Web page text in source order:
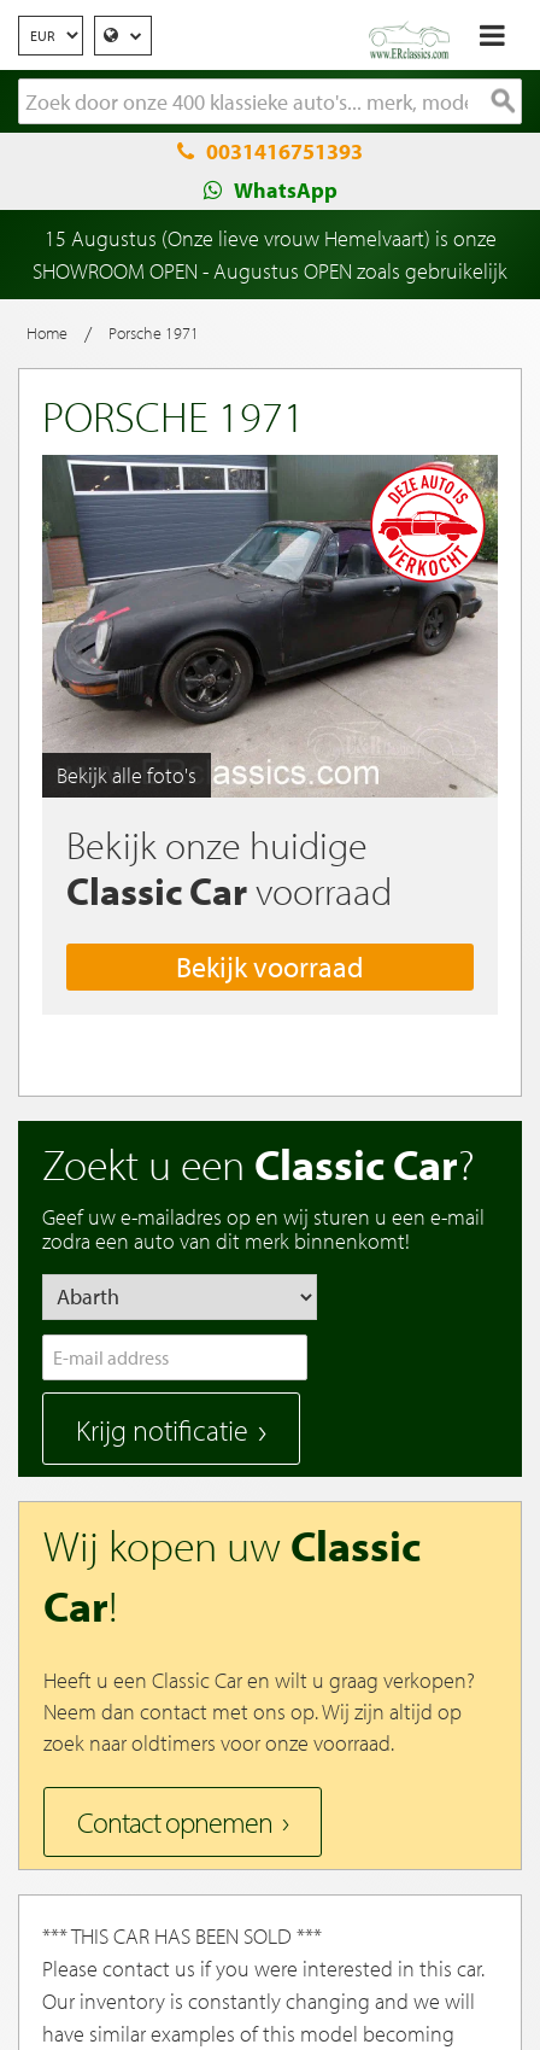
0031416751393
WhatsApp
15 Augustus (Onze lieve vrouw Hemelvaart) is onze
SHOWROOM OPEN - Augustus OPEN zoals gebruikelijk
Home / Porsche 1971
PORSCHE 1971
Bekijk alle foto's
Bekijk onze huidige
Classic Carvoorraad
Bekijk voorraad
Zoekt u een Classic Car?
Geef uw e-mailadres op en wij sturen u een e-mail
zodra een auto van dit merk binnenkomt!
Krijg notificatie
Wij kopen uwClassic
Car!
Heeft u een Classic Car en wilt u graag verkopen?
Neem dan contact met ons op. Wij zijn altijd op
zoek naar oldtimers voor onze voorraad.
Contact opnemen
*** THIS CAR HAS BEEN SOLD ***
Please contact us if you were interested in this car.
Our inventory is constantly changing and we will
have similar examples of this model becoming